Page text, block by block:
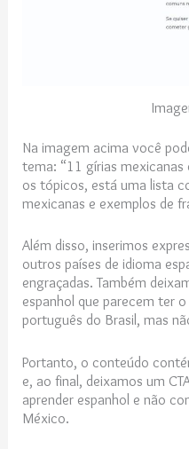
Na imagem acima você
tema: “11 gírias mexicanas
os tópicos, está uma lista
mexicanas e exemplos de
Além disso, inserimos
outros países de idioma
engraçadas. Também
espanhol que parecem ter
português do Brasil, mas
Portanto, o conteúdo
e, ao final, deixamos um
aprender espanhol e não
México.